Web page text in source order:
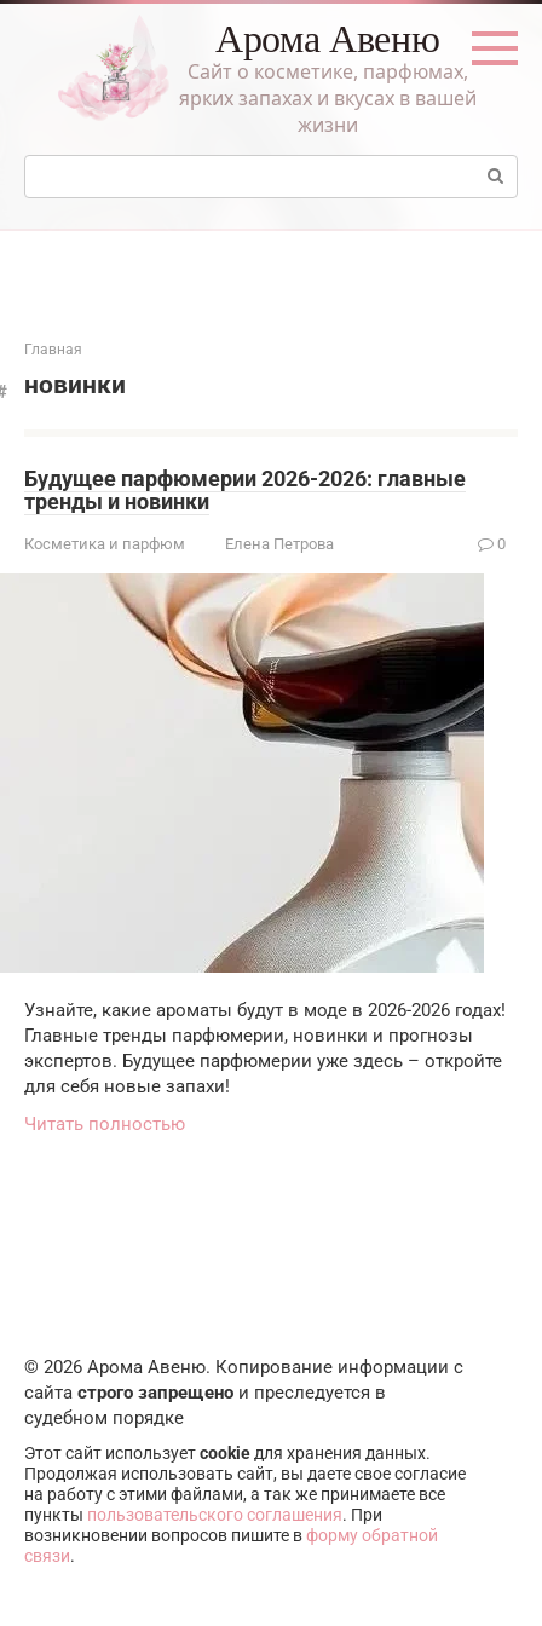
Перейти
Арома Авеню
Сайт о косметике, парфюмах,
ярких запахах и вкусах в вашей
жизни
Поиск:
Главная
новинки
Будущее парфюмерии 2026-2026: главные
тренды и новинки
Косметика и парфюм Елена Петрова 0
Узнайте, какие ароматы будут в моде в 2026-2026 годах!
Главные тренды парфюмерии, новинки и прогнозы
экспертов. Будущее парфюмерии уже здесь – откройте
для себя новые запахи!
Читать полностью
© 2026 Арома Авеню. Копирование информации с
сайта строго запрещено и преследуется в
судебном порядке
Этот сайт используетcookie для хранения данных.
Продолжая использовать сайт, вы даете свое согласие
на работу с этими файлами, а так же принимаете все
пункты пользовательского соглашения. При
возникновении вопросов пишите вформу обратной
связи.